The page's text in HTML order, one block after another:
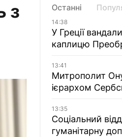
з
Останні
14:38
У Греції
каплицю
13:41
Митрополит
ієрархом
13:35
Соціальний
гуманітарну